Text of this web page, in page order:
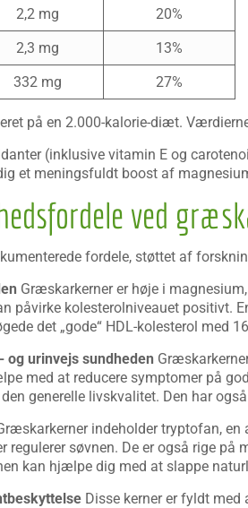
2,2 mg
20%
2,3 mg
13%
332 mg 27%
på en 2.000-kalorie-diæt.
(inklusive vitamin E og
et meningsfuldt boost af
ved
fordele, støttet af
Græskarkerner er høje i
påvirke kolesterolniveauet positivt.
det „gode“ HDL-kolesterol med
og urinvejs sundheden
med at reducere symptomer på
generelle livskvalitet. Den har
indeholder tryptofan,
regulerer søvnen. De er også rige
kan hjælpe dig med at slappe
Disse kerner er fyldt med